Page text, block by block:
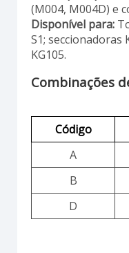
(M004, M004D) e
Disponível para:
S1; seccionadoras
KG105.
Combinações
Código
A
B
D